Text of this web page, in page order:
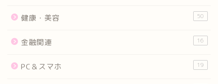
健康・美容 50
金融関連 16
PC＆スマホ 19